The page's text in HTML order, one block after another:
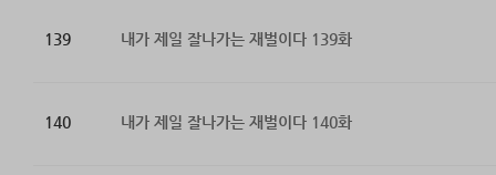
139 내가 제일 잘나가는 재벌이다 139화
140 내가 제일 잘나가는 재벌이다 140화